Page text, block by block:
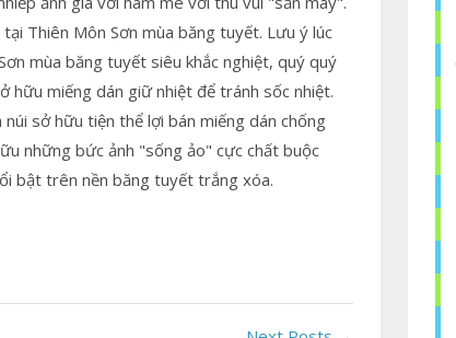
Thiên Môn Sơn mùa băng tuyết. Lưu ý lúc
mùa băng tuyết siêu khắc nghiệt, quý quý
hữu miếng dán giữ nhiệt để tránh sốc nhiệt.
sở hữu tiện thể lợi bán miếng dán chống
những bức ảnh "sống ảo" cực chất buộc
bật trên nền băng tuyết trắng xóa.